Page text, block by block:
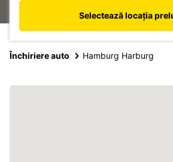
Selectează locația
Închiriere auto Hamburg Harburg